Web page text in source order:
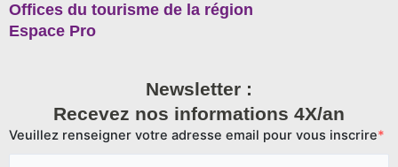
Offices du tourisme de la région
Espace Pro
Newsletter :
Recevez nos informations 4X/an
Veuillez renseigner votre adresse email pour vous inscrire